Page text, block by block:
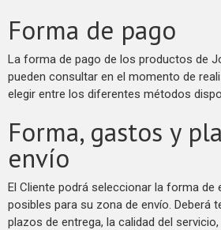
Forma de pago
La forma de pago de los productos de
pueden consultar en el momento de
elegir entre los diferentes métodos
Forma, gastos y
envío
El Cliente podrá seleccionar la forma de
posibles para su zona de envío. Deberá
plazos de entrega, la calidad del